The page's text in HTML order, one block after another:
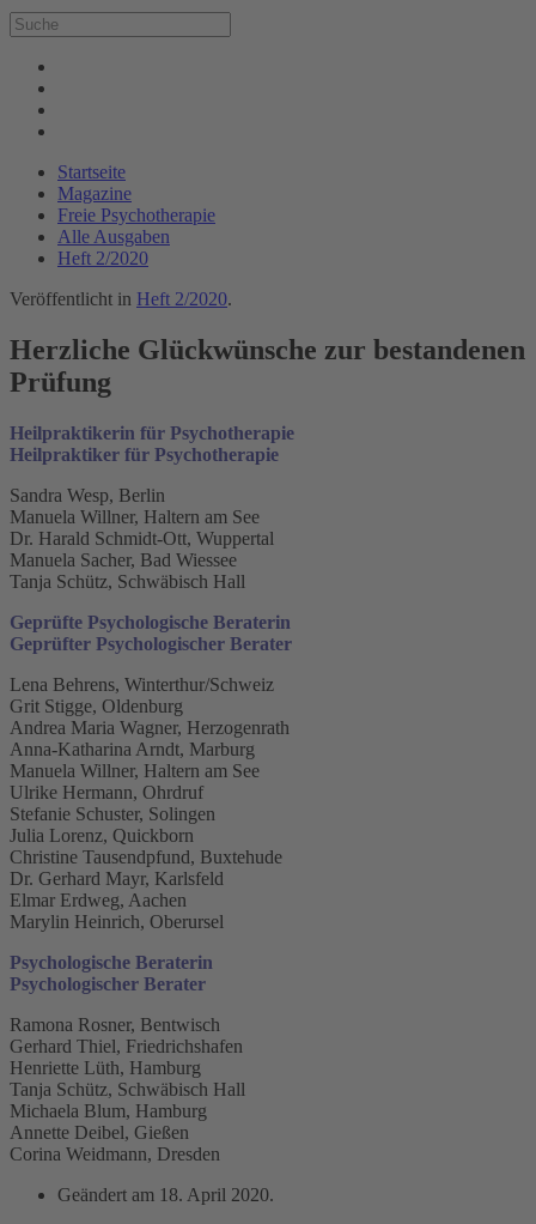
Startseite
Magazine
Freie Psychotherapie
Alle Ausgaben
Heft 2/2020
Veröffentlicht in Heft 2/2020.
Herzliche Glückwünsche zur bestandenen
Prüfung
Heilpraktikerin für Psychotherapie
Heilpraktiker für Psychotherapie
Sandra Wesp, Berlin
Manuela Willner, Haltern am See
Dr. Harald Schmidt-Ott, Wuppertal
Manuela Sacher, Bad Wiessee
Tanja Schütz, Schwäbisch Hall
Geprüfte Psychologische Beraterin
Geprüfter Psychologischer Berater
Lena Behrens, Winterthur/Schweiz
Grit Stigge, Oldenburg
Andrea Maria Wagner, Herzogenrath
Anna-Katharina Arndt, Marburg
Manuela Willner, Haltern am See
Ulrike Hermann, Ohrdruf
Stefanie Schuster, Solingen
Julia Lorenz, Quickborn
Christine Tausendpfund, Buxtehude
Dr. Gerhard Mayr, Karlsfeld
Elmar Erdweg, Aachen
Marylin Heinrich, Oberursel
Psychologische Beraterin
Psychologischer Berater
Ramona Rosner, Bentwisch
Gerhard Thiel, Friedrichshafen
Henriette Lüth, Hamburg
Tanja Schütz, Schwäbisch Hall
Michaela Blum, Hamburg
Annette Deibel, Gießen
Corina Weidmann, Dresden
Geändert am 18. April 2020.